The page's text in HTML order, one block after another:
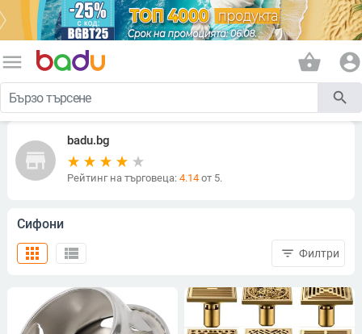
menu shopping_basket account_circle
search
store
badu.bg
Рейтинг на търговеца: 4.14от 5.
Сифони
view_list
apps filter_list Филтри